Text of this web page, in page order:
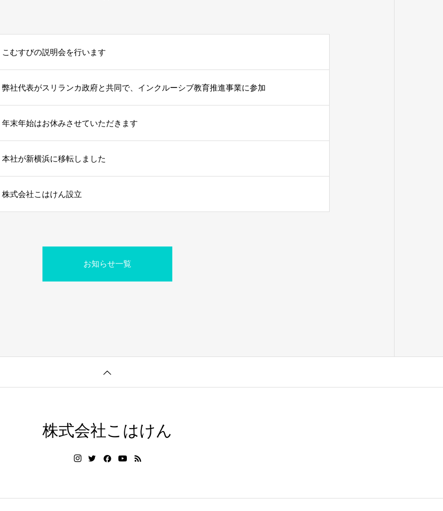
こむすびの説明会を行います
弊社代表がスリランカ政府と共同で、インクルーシブ教育推進事業に参加
年末年始はお休みさせていただきます
本社が新横浜に移転しました
株式会社こはけん設立
お知らせ一覧
株式会社こはけん